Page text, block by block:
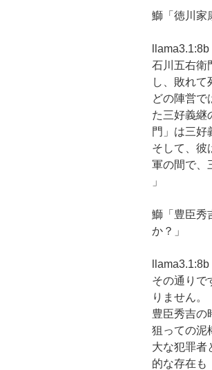
鰤「徳川家
llama3.1:8b
石川五右衛
し、敗れて
どの陣営で
た三好義継
門」は三好
そして、彼
軍の間で、
」
鰤「豊臣秀
か？」
llama3.1:8b
その通りで
りません。
豊臣秀吉の
狙っての泥
大な犯罪者
的な存在も